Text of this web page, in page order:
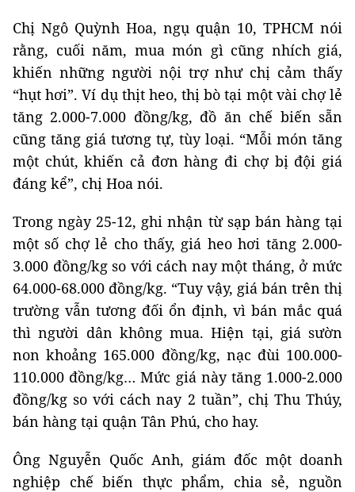
Chị Ngô Quỳnh Hoa, ngụ quận 10, TPHCM nói
rằng, cuối năm, mua món gì cũng nhích giá,
khiến những người nội trợ như chị cảm thấy
“hụt hơi”. Ví dụ thịt heo, thị bò tại một vài chợ lẻ
tăng 2.000-7.000 đồng/kg, đồ ăn chế biến sẵn
cũng tăng giá tương tự, tùy loại. “Mỗi món tăng
một chút, khiến cả đơn hàng đi chợ bị đội giá
đáng kể”, chị Hoa nói.
Trong ngày 25-12, ghi nhận từ sạp bán hàng tại
một số chợ lẻ cho thấy, giá heo hơi tăng 2.000-
3.000 đồng/kg so với cách nay một tháng, ở mức
64.000-68.000 đồng/kg. “Tuy vậy, giá bán trên thị
trường vẫn tương đối ổn định, vì bán mắc quá
thì người dân không mua. Hiện tại, giá sườn
non khoảng 165.000 đồng/kg, nạc đùi 100.000-
110.000 đồng/kg… Mức giá này tăng 1.000-2.000
đồng/kg so với cách nay 2 tuần”, chị Thu Thúy,
bán hàng tại quận Tân Phú, cho hay.
Ông Nguyễn Quốc Anh, giám đốc một doanh
nghiệp chế biến thực phẩm, chia sẻ, nguồn